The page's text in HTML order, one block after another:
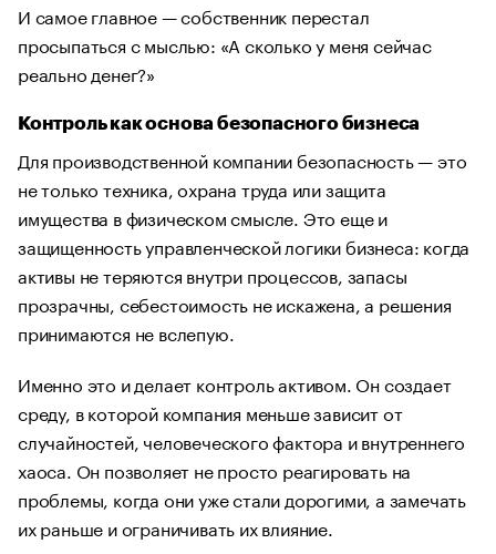
И самое главное — собственник перестал
просыпаться с мыслью: «А сколько у меня сейчас
реально денег?»
Контроль как основа безопасного бизнеса
Для производственной компании безопасность — это
не только техника, охрана труда или защита
имущества в физическом смысле. Это еще и
защищенность управленческой логики бизнеса: когда
активы не теряются внутри процессов, запасы
прозрачны, себестоимость не искажена, а решения
принимаются не вслепую.
Именно это и делает контроль активом. Он создает
среду, в которой компания меньше зависит от
случайностей, человеческого фактора и внутреннего
хаоса. Он позволяет не просто реагировать на
проблемы, когда они уже стали дорогими, а замечать
их раньше и ограничивать их влияние.